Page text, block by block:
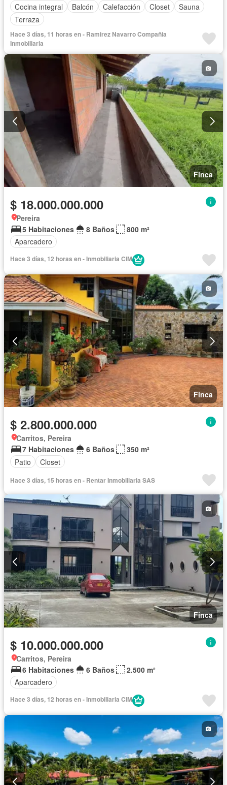
Cocina integral
Balcón Calefacción Closet
Sauna
Terraza
Hace 3 días, 11 horas en - Ramirez Navarro Compañia
Inmobiliaria
Finca
$ 18.000.000.000
Pereira
5 Habitaciones
8 Baños
800 m²
Aparcadero
Hace 3 días, 12 horas en - Inmobiliaria CIM
Finca
$ 2.800.000.000
Carritos, Pereira
7 Habitaciones
6 Baños
350 m²
Patio
Closet
Hace 3 días, 15 horas en - Rentar Inmobiliaria SAS
Finca
$ 10.000.000.000
Carritos, Pereira
6 Habitaciones
6 Baños
2.500 m²
Aparcadero
Hace 3 días, 12 horas en - Inmobiliaria CIM